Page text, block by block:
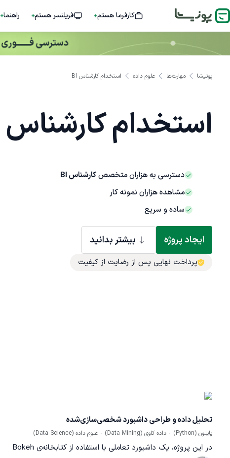
کارفرما هستم فریلنسر هستم راهنما
پونیشا مهارت‌ها علوم داده استخدام کارشناس BI
استخدام کارشناس BI
دسترسی به هزاران متخصصکارشناس BI
مشاهده هزاران نمونه کار
ساده و سریع
ایجاد پروژه بیشتر بدانید
پرداخت نهایی پس از رضایت از کیفیت
تحلیل داده و طراحی داشبورد شخصی‌سازی‌شده
پایتون (Python) داده کاوی (Data Mining) علوم داده (Data Science)
در این پروژه، یک داشبورد تعاملی با استفاده از کتابخانه‌ی Bokeh